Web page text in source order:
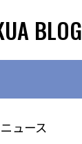
BLOG
ニュース